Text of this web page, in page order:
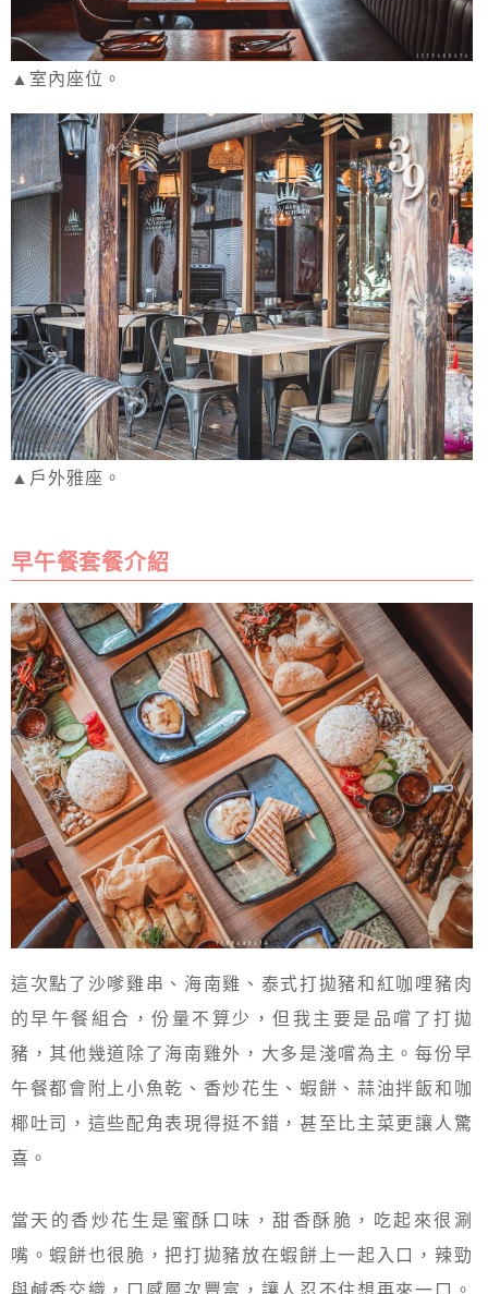
▲室內座位。
▲戶外雅座。
早午餐套餐介紹
這次點了沙嗲雞串、海南雞、泰式打拋豬和紅咖哩豬肉
的早午餐組合，份量不算少，但我主要是品嚐了打拋
豬，其他幾道除了海南雞外，大多是淺嚐為主。每份早
午餐都會附上小魚乾、香炒花生、蝦餅、蒜油拌飯和咖
椰吐司，這些配角表現得挺不錯，甚至比主菜更讓人驚
喜。
當天的香炒花生是蜜酥口味，甜香酥脆，吃起來很涮
嘴。蝦餅也很脆，把打拋豬放在蝦餅上一起入口，辣勁
與鹹香交織，口感層次豐富，讓人忍不住想再來一口。